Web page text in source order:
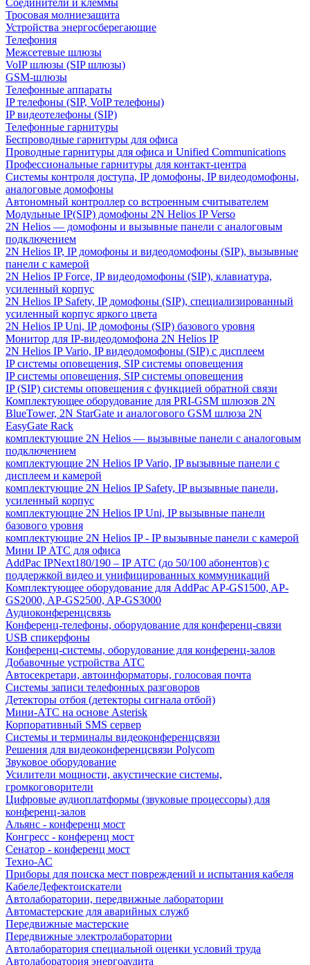
Соединители и клеммы
Тросовая молниезащита
Устройства энергосберегающие
Телефония
Межсетевые шлюзы
VoIP шлюзы (SIP шлюзы)
GSM-шлюзы
Телефонные аппараты
IP телефоны (SIP, VoIP телефоны)
IP видеотелефоны (SIP)
Телефонные гарнитуры
Беспроводные гарнитуры для офиса
Проводные гарнитуры для офиса и Unified Communications
Профессиональные гарнитуры для контакт-центра
Системы контроля доступа, IP домофоны, IP видеодомофоны,
аналоговые домофоны
Автономный контроллер со встроенным считывателем
Модульные IP(SIP) домофоны 2N Helios IP Verso
2N Helios — домофоны и вызывные панели с аналоговым
подключением
2N Helios IP, IP домофоны и видеодомофоны (SIP), вызывные
панели с камерой
2N Helios IP Force, IP видеодомофоны (SIP), клавиатура,
усиленный корпус
2N Helios IP Safety, IP домофоны (SIP), специализированный
усиленный корпус яркого цвета
2N Helios IP Uni, IP домофоны (SIP) базового уровня
Монитор для IP-видеодомофона 2N Helios IP
2N Helios IP Vario, IP видеодомофоны (SIP) с дисплеем
IP системы оповещения, SIP системы оповещения
IP системы оповещения, SIP системы оповещения
IP (SIP) системы оповещения с функцией обратной связи
Комплектующее оборудование для PRI-GSM шлюзов 2N
BlueTower, 2N StarGate и аналогового GSM шлюза 2N
EasyGate Rack
комплектующие 2N Helios — вызывные панели с аналоговым
подключением
комплектующие 2N Helios IP Vario, IP вызывные панели с
дисплеем и камерой
комплектующие 2N Helios IP Safety, IP вызывные панели,
усиленный корпус
комплектующие 2N Helios IP Uni, IP вызывные панели
базового уровня
комплектующие 2N Helios IP - IP вызывные панели с камерой
Мини IP АТС для офиса
AddPac IPNext180/190 – IP АТС (до 50/100 абонентов) с
поддержкой видео и унифицированных коммуникаций
Комплектующее оборудование для AddPac AP-GS1500, AP-
GS2000, AP-GS2500, AP-GS3000
Аудиоконференцсвязь
Конференц-телефоны, оборудование для конференц-связи
USB спикерфоны
Конференц-системы, оборудование для конференц-залов
Добавочные устройства АТС
Автосекретари, автоинформаторы, голосовая почта
Системы записи телефонных разговоров
Детекторы отбоя (детекторы сигнала отбой)
Мини-АТС на основе Asterisk
Корпоративный SMS сервер
Системы и терминалы видеоконференцсвязи
Решения для видеоконференцсвязи Polycom
Звуковое оборудование
Усилители мощности, акустические системы,
громкоговорители
Цифровые аудиоплатформы (звуковые процессоры) для
конференц-залов
Альянс - конференц мост
Конгресс - конференц мост
Сенатор - конференц мост
Техно-АС
Приборы для поиска мест повреждений и испытания кабеля
КабелеДефектоискатели
Автолаборатории, передвижные лаборатории
Автомастерские для аварийных служб
Передвижные мастерские
Передвижные электролаборатории
Автолаборатория специальной оценки условий труда
Автолаборатория энергоаудита